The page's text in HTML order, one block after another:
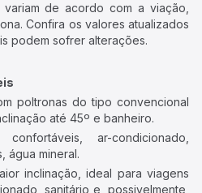
de acordo com a viação,
Confira os valores atualizados
podem sofrer alterações.
poltronas do tipo convencional
até 45º e banheiro.
ar-condicionado,
água mineral.
inclinação, ideal para viagens
sanitário e, possivelmente,